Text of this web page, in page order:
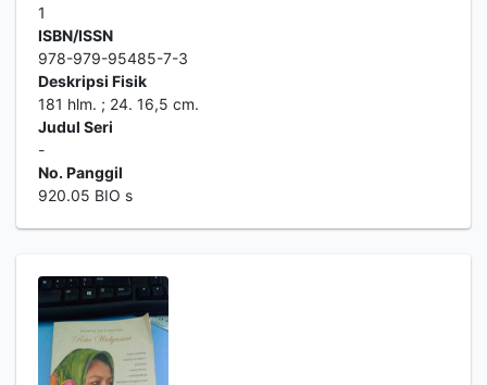
1
ISBN/ISSN
978-979-95485-7-3
Deskripsi Fisik
181 hlm. ; 24. 16,5 cm.
Judul Seri
-
No. Panggil
920.05 BIO s